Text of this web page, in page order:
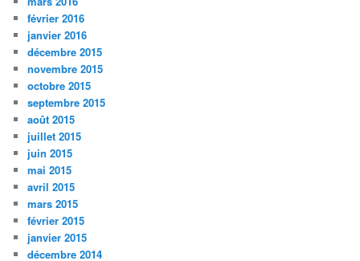
février 2016
janvier 2016
décembre 2015
novembre 2015
octobre 2015
septembre 2015
août 2015
juillet 2015
juin 2015
mai 2015
avril 2015
mars 2015
février 2015
janvier 2015
décembre 2014